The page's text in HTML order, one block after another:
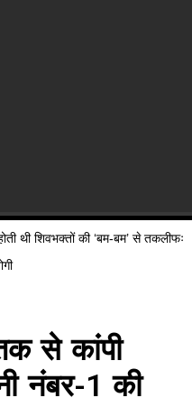
थी शिवभक्तों की ‘बम-बम’ से तकलीफः
से कांपी
नंबर-1 की